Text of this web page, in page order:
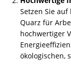
Setzen Sie
Quarz für
hochwertiger
ökologischen,